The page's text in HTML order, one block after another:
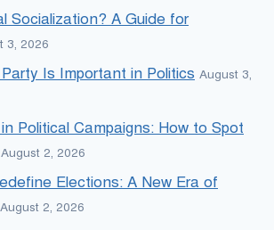
Socialization? A Guide for
3, 2026
Is Important in Politics August 3,
Political Campaigns: How to Spot
August 2, 2026
Elections: A New Era of
August 2, 2026